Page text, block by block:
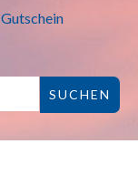
Gutschein